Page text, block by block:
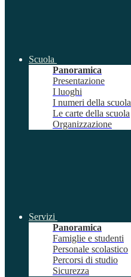
Scuola
Panoramica
Presentazione
I luoghi
I numeri della scuola
Le carte della scuola
Organizzazione
Servizi
Panoramica
Famiglie e studenti
Personale scolastico
Percorsi di studio
Sicurezza